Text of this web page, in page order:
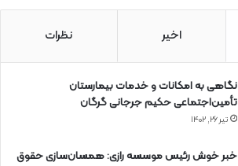
اخیر نظرات
نگاهی به امکانات و خدمات بیمارستان
تأمین‌اجتماعی حکیم جرجانی گرگان
تیر ۲۶, ۱۴۰۲
خبر خوش رئیس موسسه رازی: همسان‌سازی حقوق